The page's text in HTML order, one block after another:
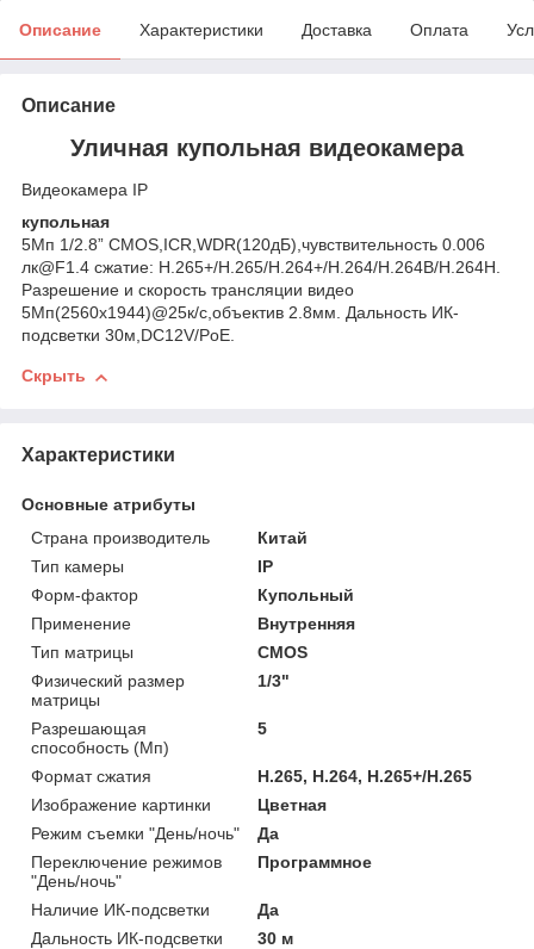
Описание Характеристики Доставка Оплата
Описание
Уличная купольная видеокамера
Видеокамера IP
купольная
5Мп 1/2.8” CMOS,ICR,WDR(120дБ),чувствительность 0.006
лк@F1.4 сжатие: H.265+/H.265/H.264+/H.264/H.264B/H.264H.
Разрешение и скорость трансляции видео
5Мп(2560x1944)@25к/с,объектив 2.8мм. Дальность ИК-
подсветки 30м,DC12V/PoE.
Скрыть
Характеристики
Основные атрибуты
Страна производитель
Китай
Тип камеры
IP
Форм-фактор
Купольный
Применение
Внутренняя
Тип матрицы
CMOS
Физический размер
матрицы
1/3"
Разрешающая
способность (Мп)
5
Формат сжатия
H.265, H.264, H.265+/H.265
Изображение картинки
Цветная
Режим съемки "День/ночь"
Да
Переключение режимов
"День/ночь"
Программное
Наличие ИК-подсветки
Да
Дальность ИК-подсветки
30 м